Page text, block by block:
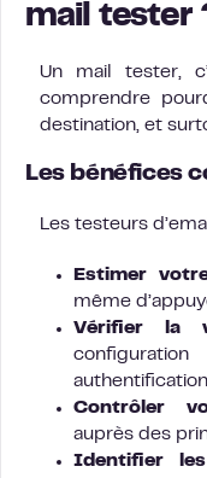
mail tester
Un mail tester,
comprendre
destination, et
Les bénéfices
Les testeurs
Estimer
même
Vérifier la
Contrôler
auprès des
Identifier